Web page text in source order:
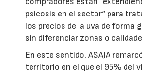
psicosis en el sector“ para
los precios de la uva de forma
sin diferenciar zonas o
En este sentido, ASAJA
territorio en el que el 95% del